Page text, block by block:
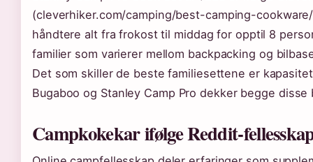
(cleverhiker.com/camping/best-camping-
håndtere alt fra frokost til middag for opptil 8
familier som varierer mellom backpacking og
Det som skiller de beste familiesettene er
Bugaboo og Stanley Camp Pro dekker begge
Campkokekar ifølge Reddit-